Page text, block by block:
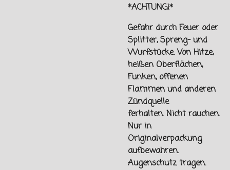
*ACHTUNG!*
Gefahr durch Feuer oder
Splitter, Spreng- und
Wurfstücke. Von Hitze,
heißen Oberflächen,
Funken, offenen
Flammen und anderen
Zündquelle
ferhalten.Nicht rauchen.
Nur in
Originalverpackung
aufbewahren.
Augenschutz tragen.